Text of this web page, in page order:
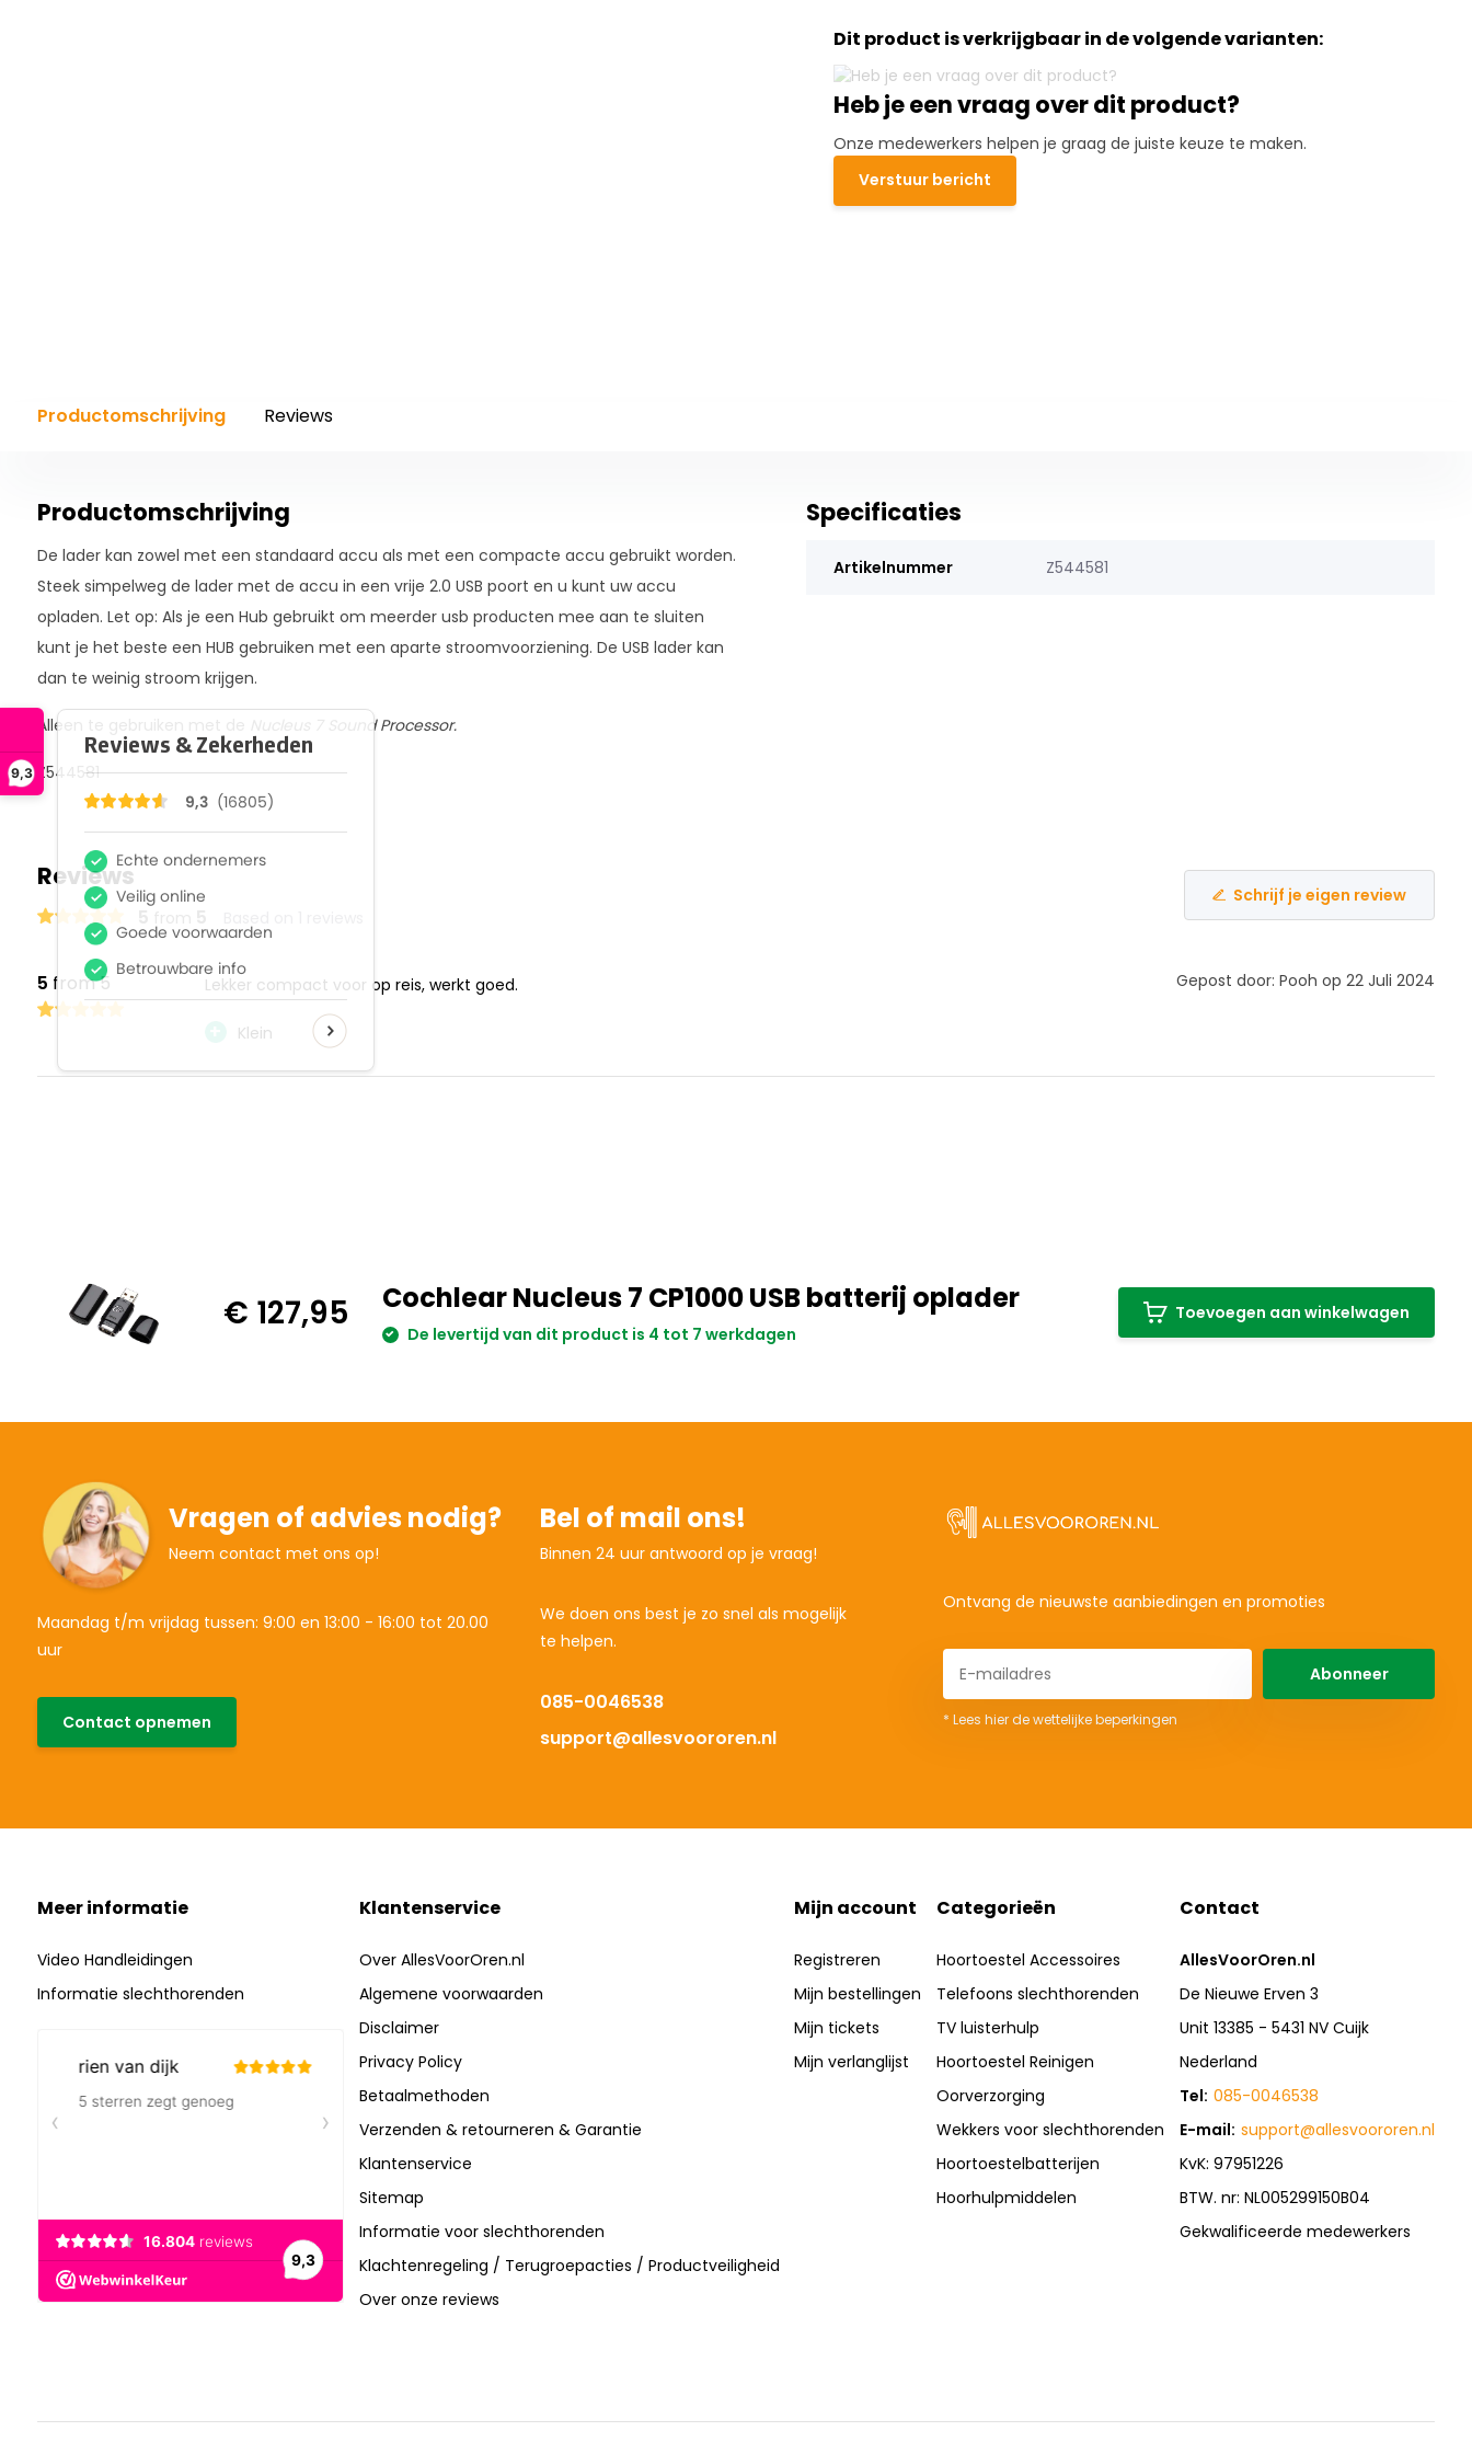
9,3
Dit product is verkrijgbaar in de volgende varianten:
Heb je een vraag over dit product?
Onze medewerkers helpen je graag de juiste keuze te maken.
Verstuur bericht
Productomschrijving Reviews
Productomschrijving
De lader kan zowel met een standaard accu als met een compacte accu gebruikt worden.
Steek simpelweg de lader met de accu in een vrije 2.0 USB poort en u kunt uw accu
opladen. Let op: Als je een Hub gebruikt om meerder usb producten mee aan te sluiten
kunt je het beste een HUB gebruiken met een aparte stroomvoorziening. De USB lader kan
dan te weinig stroom krijgen.
Alleen te gebruiken met de Nucleus 7 Sound Processor.
Z544581
Specificaties
Artikelnummer Z544581
Reviews
Schrijf je eigen review
5 from 5 Lekker compact voor op reis, werkt goed.
Klein
Gepost door: Pooh op 22 Juli 2024
€ 127,95 Cochlear Nucleus 7 CP1000 USB batterij oplader
De levertijd van dit product is 4 tot 7 werkdagen
Toevoegen aan winkelwagen
Vragen of advies nodig?
Neem contact met ons op!
Maandag t/m vrijdag tussen: 9:00 en 13:00 - 16:00 tot 20.00
uur
Contact opnemen
Bel of mail ons!
Binnen 24 uur antwoord op je vraag!
We doen ons best je zo snel als mogelijk
te helpen.
085-0046538
support@allesvoororen.nl
Ontvang de nieuwste aanbiedingen en promoties
Abonneer
* Lees hier de wettelijke beperkingen
Meer informatie
Video Handleidingen
Informatie slechthorenden
Klantenservice
Over AllesVoorOren.nl
Algemene voorwaarden
Disclaimer
Privacy Policy
Betaalmethoden
Verzenden & retourneren & Garantie
Klantenservice
Sitemap
Informatie voor slechthorenden
Klachtenregeling / Terugroepacties / Productveiligheid
Over onze reviews
Mijn account
Registreren
Mijn bestellingen
Mijn tickets
Mijn verlanglijst
Categorieën
Hoortoestel Accessoires
Telefoons slechthorenden
TV luisterhulp
Hoortoestel Reinigen
Oorverzorging
Wekkers voor slechthorenden
Hoortoestelbatterijen
Hoorhulpmiddelen
Contact
AllesVoorOren.nl
De Nieuwe Erven 3
Unit 13385 - 5431 NV Cuijk
Nederland
Tel: 085-0046538
E-mail: support@allesvoororen.nl
KvK: 97951226
BTW. nr: NL005299150B04
Gekwalificeerde medewerkers